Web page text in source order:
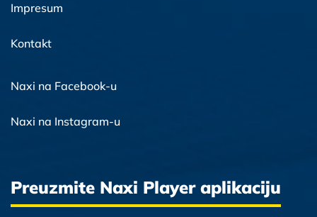
Impresum
Kontakt
Naxi na Facebook-u
Naxi na Instagram-u
Preuzmite Naxi Player aplikaciju